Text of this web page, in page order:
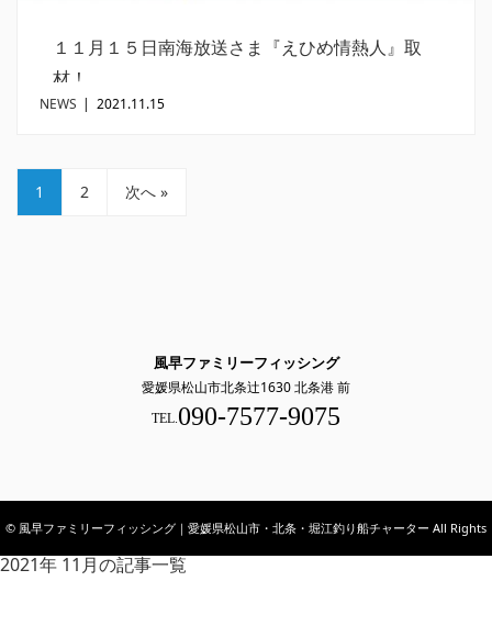
１１月１５日南海放送さま『えひめ情熱人』取
材！
NEWS | 2021.11.15
1 2 次へ »
風早ファミリーフィッシング
愛媛県松山市北条辻1630 北条港 前
TEL.090-7577-9075
© 風早ファミリーフィッシング｜愛媛県松山市・北条・堀江釣り船チャーター All Rights
2021年 11月の記事一覧